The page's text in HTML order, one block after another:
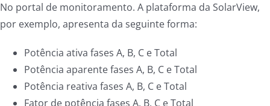
No portal de monitoramento. A plataforma da SolarView,
por exemplo, apresenta da seguinte forma:
Potência ativa fases A, B, C e Total
Potência aparente fases A, B, C e Total
Potência reativa fases A, B, C e Total
Fator de potência fases A, B, C e Total